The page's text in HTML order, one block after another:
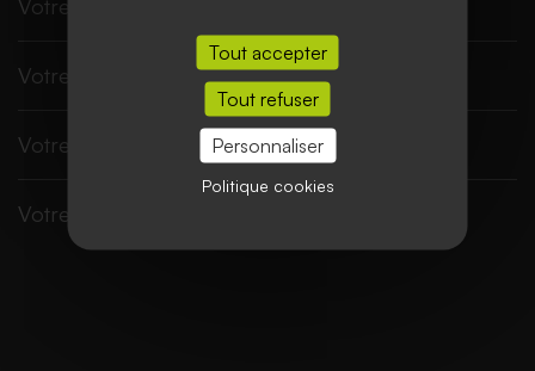
Tout accepter
Tout refuser
Personnaliser
Politique cookies